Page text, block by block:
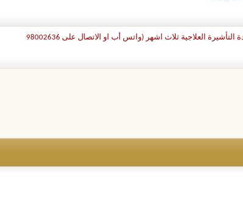
العلاجية ثلاث اشهر (واتس أب او الاتصال على 98002636